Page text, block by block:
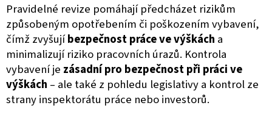
Pravidelné revize pomáhají předcházet rizikům
způsobeným opotřebením či poškozením vybavení,
čímž zvyšujíbezpečnost práce ve výškách a
minimalizují riziko pracovních úrazů. Kontrola
vybavení je zásadní pro bezpečnost při práci ve
výškách – ale také z pohledu legislativy a kontrol ze
strany inspektorátu práce nebo investorů.